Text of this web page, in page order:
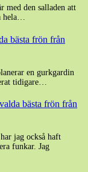
med den salladen att
hela…
bästa frön från
en gurkgardin
tidigare…
bästa frön från
jag också haft
funkar. Jag